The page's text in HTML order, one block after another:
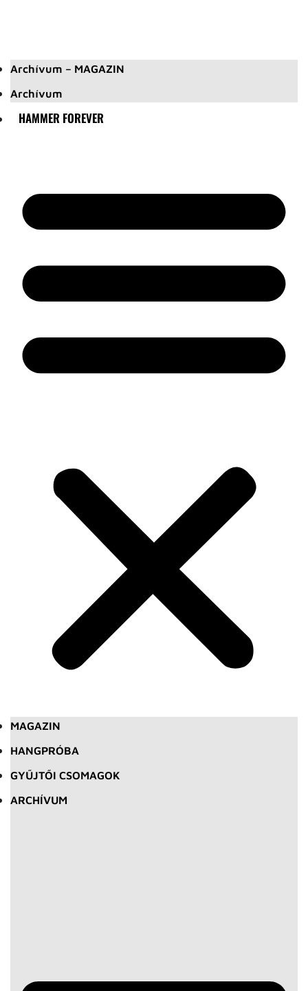
Archívum – MAGAZIN
Archívum
HAMMER FOREVER
MAGAZIN
HANGPRÓBA
GYŰJTŐI CSOMAGOK
ARCHÍVUM